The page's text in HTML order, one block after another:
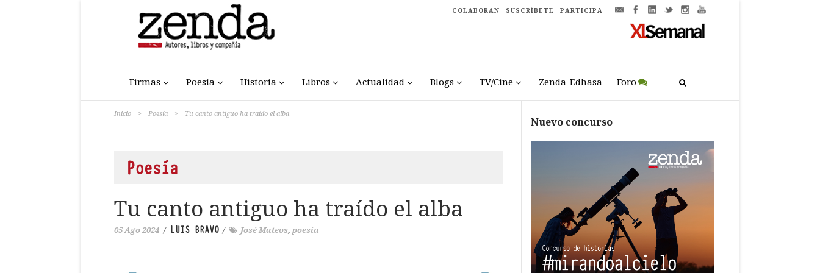
COLABORAN SUSCRÍBETE PARTICIPA
Firmas Poesía Historia Libros Actualidad Blogs TV/Cine Zenda-Edhasa Foro
Inicio > Poesía > Tu canto antiguo ha traído el alba
Poesía
Tu canto antiguo ha traído el alba
05 Ago 2024 / LUIS BRAVO / José Mateos, poesía
Nuevo concurso